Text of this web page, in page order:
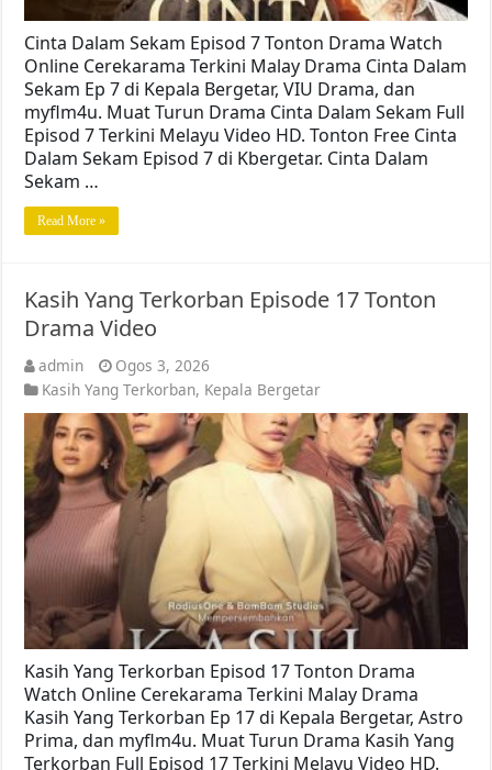
Cinta Dalam Sekam Episod 7 Tonton Drama Watch
Online Cerekarama Terkini Malay Drama Cinta Dalam
Sekam Ep 7 di Kepala Bergetar, VIU Drama, dan
myflm4u. Muat Turun Drama Cinta Dalam Sekam Full
Episod 7 Terkini Melayu Video HD. Tonton Free Cinta
Dalam Sekam Episod 7 di Kbergetar. Cinta Dalam
Sekam …
Read More »
Kasih Yang Terkorban Episode 17 Tonton
Drama Video
admin
Ogos 3, 2026
Kasih Yang Terkorban, Kepala Bergetar
Kasih Yang Terkorban Episod 17 Tonton Drama
Watch Online Cerekarama Terkini Malay Drama
Kasih Yang Terkorban Ep 17 di Kepala Bergetar, Astro
Prima, dan myflm4u. Muat Turun Drama Kasih Yang
Terkorban Full Episod 17 Terkini Melayu Video HD.